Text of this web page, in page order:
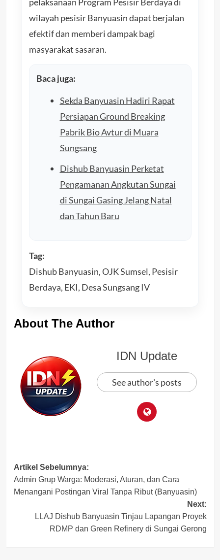
wilayah pesisir Banyuasin dapat berjalan
efektif dan memberi dampak bagi
masyarakat sasaran.
Baca juga:
Sekda Banyuasin Hadiri Rapat
Persiapan Ground Breaking
Pabrik Bio Avtur di Muara
Sungsang
Dishub Banyuasin Perketat
Pengamanan Angkutan Sungai
di Sungai Gasing Jelang Natal
dan Tahun Baru
Tag:
Dishub Banyuasin, OJK Sumsel, Pesisir
Berdaya, EKI, Desa Sungsang IV
About The Author
IDN Update
See author's posts
Post
navigation
Artikel Sebelumnya:
Admin Grup Warga: Moderasi, Aturan, dan Cara
Menangani Postingan Viral Tanpa Ribut (Banyuasin)
Next:
LLAJ Dishub Banyuasin Tinjau Lapangan Proyek
RDMP dan Green Refinery di Sungai Gerong